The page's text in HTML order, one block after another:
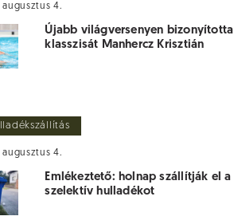
augusztus 4.
Újabb világversenyen bizonyította
klasszisát Manhercz Krisztián
augusztus 4.
Emlékeztető: holnap szállítják el a
szelektív hulladékot